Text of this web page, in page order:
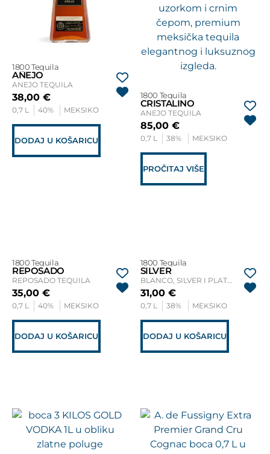
1800 Tequila
AÑEJO
ANEJO TEQUILA
38,00 €
0,7 L 40% MEKSIKO
DODAJ U KOŠARICU
1800 Tequila
CRISTALINO
ANEJO TEQUILA
85,00 €
0,7 L 38% MEKSIKO
PROČITAJ VIŠE
1800 Tequila
REPOSADO
REPOSADO TEQUILA
35,00 €
0,7 L 40% MEKSIKO
DODAJ U KOŠARICU
1800 Tequila
SILVER
BLANCO, SILVER I PLATA TEQUILA
31,00 €
0,7 L 38% MEKSIKO
DODAJ U KOŠARICU